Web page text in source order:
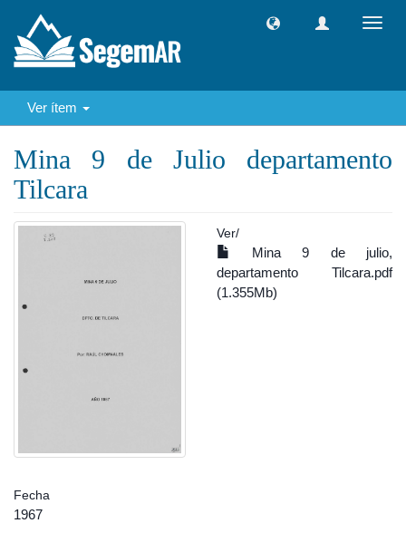
Ver ítem
Mina 9 de Julio departamento
Tilcara
Ver/
Mina 9 de julio,
departamento Tilcara.pdf
(1.355Mb)
Fecha
1967